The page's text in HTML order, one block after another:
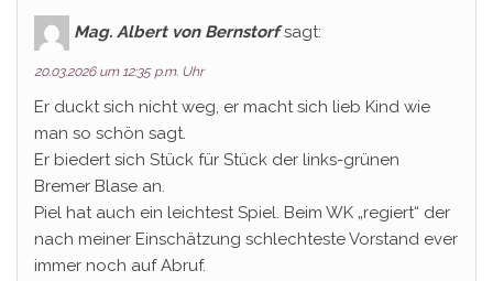
Mag. Albert von Bernstorf sagt:
20.03.2026 um 12:35 p.m. Uhr
Er duckt sich nicht weg, er macht sich lieb Kind wie
man so schön sagt.
Er biedert sich Stück für Stück der links-grünen
Bremer Blase an.
Piel hat auch ein leichtest Spiel. Beim WK „regiert“ der
nach meiner Einschätzung schlechteste Vorstand ever
immer noch auf Abruf.